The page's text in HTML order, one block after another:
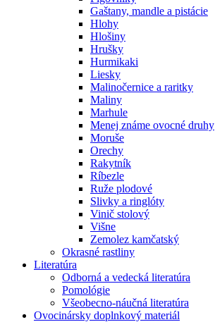
Gaštany, mandle a pistácie
Hlohy
Hlošiny
Hrušky
Hurmikaki
Liesky
Malinočernice a raritky
Maliny
Marhule
Menej známe ovocné druhy
Moruše
Orechy
Rakytník
Ríbezle
Ruže plodové
Slivky a ringlóty
Vinič stolový
Višne
Zemolez kamčatský
Okrasné rastliny
Literatúra
Odborná a vedecká literatúra
Pomológie
Všeobecno-náučná literatúra
Ovocinársky doplnkový materiál